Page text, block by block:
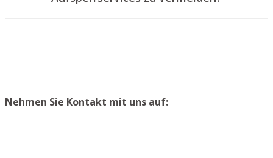
jedoch einen neuen Schließzylinder ein, sodass die Tür
Nehmen Sie Kontakt mit uns auf: